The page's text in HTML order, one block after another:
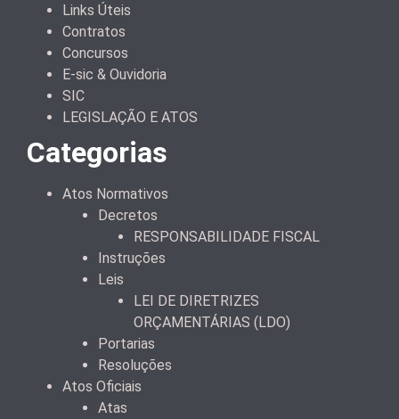
Links Úteis
Contratos
Concursos
E-sic & Ouvidoria
SIC
LEGISLAÇÃO E ATOS
Categorias
Atos Normativos
Decretos
RESPONSABILIDADE FISCAL
Instruções
Leis
LEI DE DIRETRIZES
ORÇAMENTÁRIAS (LDO)
Portarias
Resoluções
Atos Oficiais
Atas